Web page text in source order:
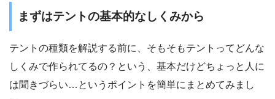
まずはテントの基本的なしくみから
テントの種類を解説する前に、そもそもテントってどんな
しくみで作られてるの？という、基本だけどちょっと人に
は聞きづらい…というポイントを簡単にまとめてみまし